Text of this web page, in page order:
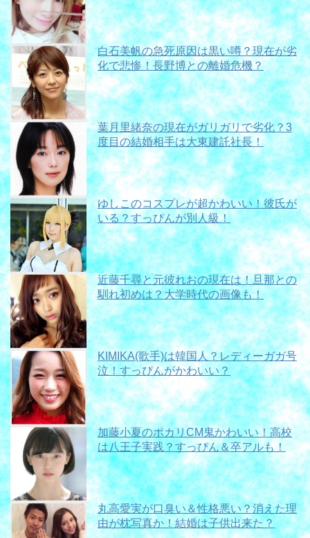
白石美帆の急死原因は黒い噂？現在が劣
化で悲惨！長野博との離婚危機？
葉月里緒奈の現在がガリガリで劣化？3
度目の結婚相手は大東建託社長！
ゆしこのコスプレが超かわいい！彼氏が
いる？すっぴんが別人級！
近藤千尋と元彼れおの現在は！旦那との
馴れ初めは？大学時代の画像も！
KIMIKA(歌手)は韓国人？レディーガガ号
泣！すっぴんがかわいい？
加藤小夏のポカリCM鬼かわいい！高校
は八王子実践？すっぴん＆卒アルも！
丸高愛実が口臭い＆性格悪い？消えた理
由が枕写真か！結婚は子供出来た？